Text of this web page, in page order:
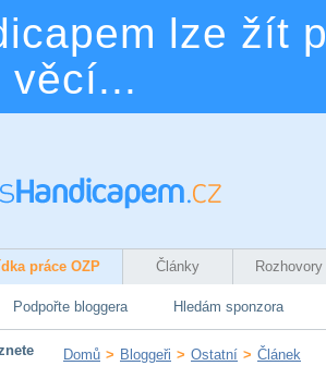
lze žít
věcí...
práce OZP Články Rozhovory
Podpořte bloggera Hledám sponzora
Domů > Bloggeři > Ostatní > Článek